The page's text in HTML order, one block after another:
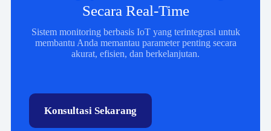
Secara Real-Time
Sistem monitoring berbasis IoT yang terintegrasi untuk
membantu Anda memantau parameter penting secara
akurat, efisien, dan berkelanjutan.
Konsultasi Sekarang